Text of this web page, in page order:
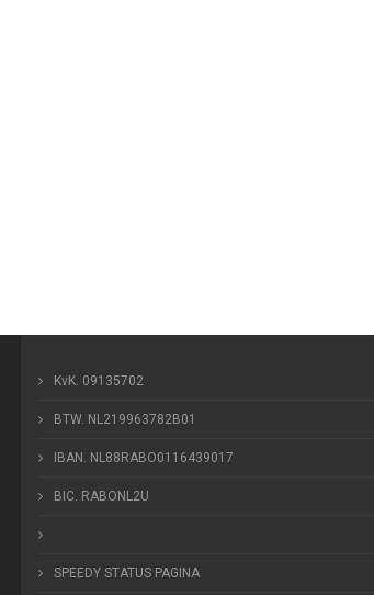
KvK. 09135702
BTW. NL219963782B01
IBAN. NL88RABO0116439017
BIC. RABONL2U
SPEEDY STATUS PAGINA